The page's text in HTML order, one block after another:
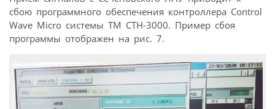
сбою программного обеспечения контроллера Control
Wave Micro системы ТМ СТН-3000. Пример сбоя
программы отображен на рис. 7.